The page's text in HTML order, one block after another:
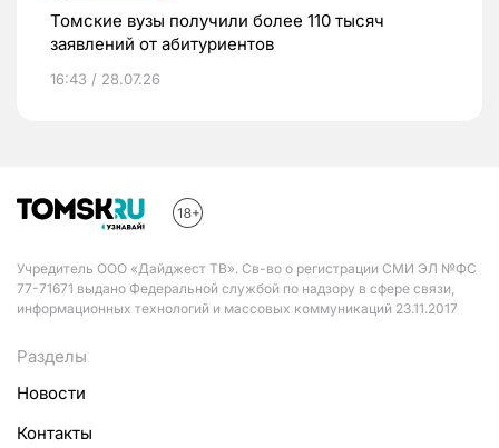
Томские вузы получили более 110 тысяч
заявлений от абитуриентов
16:43 / 28.07.26
Учредитель ООО «Дайджест ТВ». Св-во о регистрации СМИ ЭЛ №ФС
77-71671 выдано Федеральной службой по надзору в сфере связи,
информационных технологий и массовых коммуникаций 23.11.2017
Разделы
Новости
Контакты